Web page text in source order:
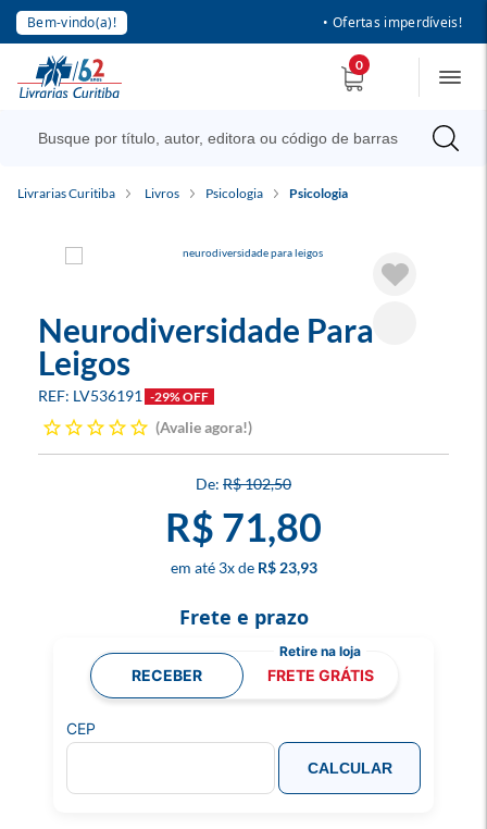
Bem-vindo(a)! • Ofertas imperdíveis!
0
Livrarias Curitiba Livros Psicologia Psicologia
Neurodiversidade Para
Leigos
LV536191 -29% OFF
Avalie agora!
R$ 102,50
R$ 71,80
3x R$ 23,93
Frete e prazo
RECEBER FRETE GRÁTIS
CEP
CALCULAR